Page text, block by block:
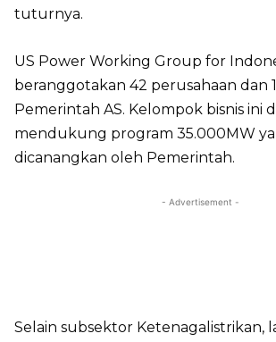
tuturnya.
US Power Working Group for
beranggotakan 42 perusahaan dan
Pemerintah AS. Kelompok bisnis ini
mendukung program 35.000MW
dicanangkan oleh Pemerintah.
- Advertisement -
Selain subsektor Ketenagalistrikan,